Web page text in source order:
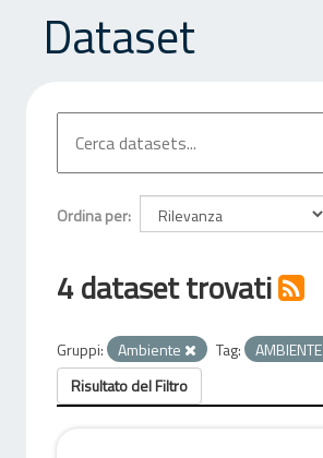
Dataset
Ordina per
4 dataset trovati
Gruppi: Ambiente Tag:
AMBIENTE
Risultato del Filtro